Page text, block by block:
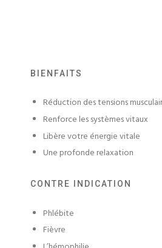
BIENFAITS
Réduction des tensions
Renforce les systèmes vitaux
Libère votre énergie vitale
Une profonde relaxation
CONTRE INDICATION
Phlébite
Fièvre